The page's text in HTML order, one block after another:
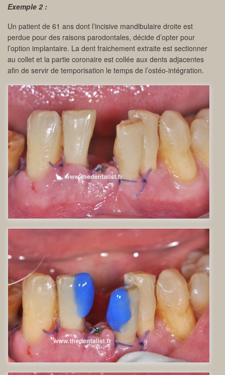
Exemple 2 :
Un patient de 61 ans dont l’incisive mandibulaire droite est
perdue pour des raisons parodontales, décide d’opter pour
l’option implantaire. La dent fraichement extraite est sectionner
au collet et la partie coronaire est collée aux dents adjacentes
afin de servir de temporisation le temps de l’ostéo-intégration.